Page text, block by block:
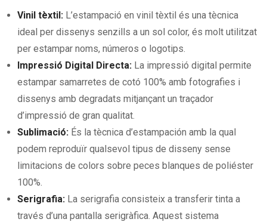
Vinil tèxtil: L’estampació en vinil tèxtil és una tècnica
ideal per dissenys senzills a un sol color, és molt utilitzat
per estampar noms, números o logotips.
Impressió Digital Directa: La impressió digital permite
estampar samarretes de cotó 100% amb fotografies i
dissenys amb degradats mitjançant un traçador
d’impressió de gran qualitat.
Sublimació: És la tècnica d’estampación amb la qual
podem reproduïr qualsevol tipus de disseny sense
limitacions de colors sobre peces blanques de poliéster
100%.
Serigrafia: La serigrafia consisteix a transferir tinta a
través d’una pantalla serigràfica. Aquest sistema